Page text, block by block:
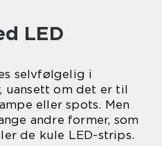
LED
selvfølgelig i
uansett om det er til
eller spots. Men
andre former, som
de kule LED-strips.